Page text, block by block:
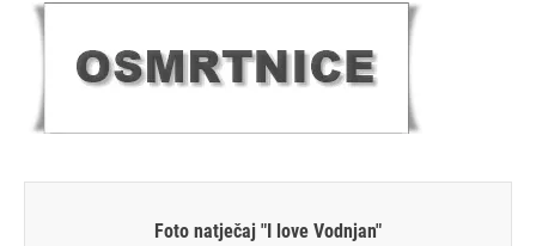
Foto natječaj "I love Vodnjan"